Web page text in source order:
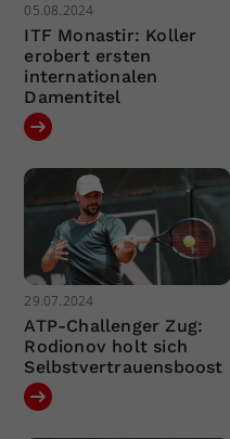
05.08.2024
ITF Monastir: Koller
erobert ersten
internationalen
Damentitel
29.07.2024
ATP-Challenger Zug:
Rodionov holt sich
Selbstvertrauensboost